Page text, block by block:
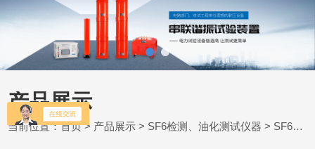
产品展示
当前位置：首页> 产品展示 > SF6检测、油化测试仪器 > SF6密度继电器校验仪